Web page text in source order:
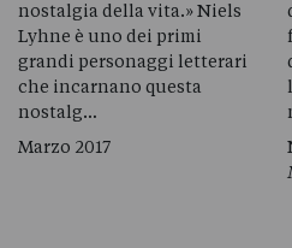
nostalgia della vita.» Niels
Lyhne è uno dei primi
grandi personaggi letterari
che incarnano questa
nostalg…
Marzo 2017